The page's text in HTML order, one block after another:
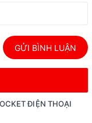
GỬI BÌNH LUẬN
ĐIỆN THOẠI